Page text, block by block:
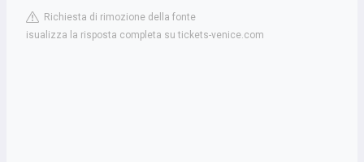
Richiesta di rimozione della fonte
isualizza la risposta completa su tickets-venice.com